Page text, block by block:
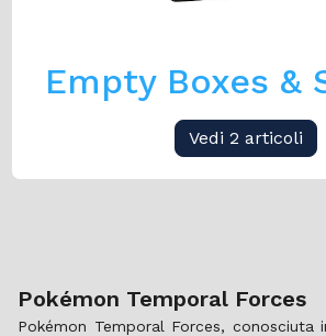
Empty Boxes &
Vedi 2 articoli
Pokémon Temporal Forces
Pokémon Temporal Forces,